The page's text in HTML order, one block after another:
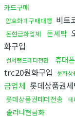
카드구매
암호화폐구매대행 비트
돈현금화업체 돈세탁
화구입
컬쳐랜드테더전환 휴대
trc20원화구입 문화상
금업체 롯데상품권
롯데상품권테더전송 테
솔라나현금화